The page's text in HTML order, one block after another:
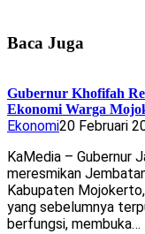
Baca Juga
Gubernur Khofifah
Ekonomi Warga
Ekonomi20 Februari
KaMedia – Gubernur
meresmikan
Kabupaten
yang sebelumnya
berfungsi, membuka…